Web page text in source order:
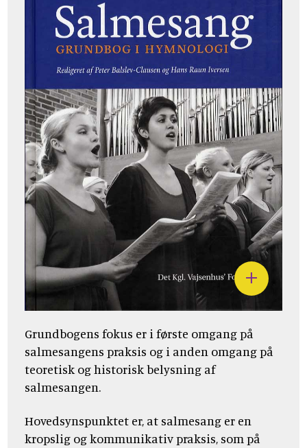
Grundbogens fokus er i første omgang på
salmesangens praksis og i anden omgang på
teoretisk og historisk belysning af
salmesangen.
Hovedsynspunktet er, at salmesang er en
kropslig og kommunikativ praksis, som på